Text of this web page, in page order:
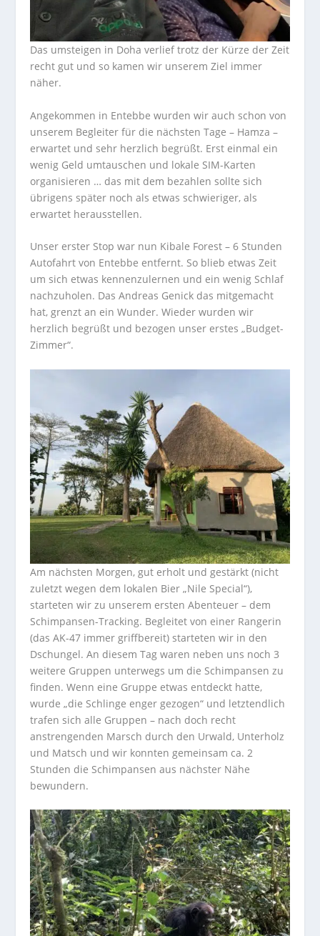
Das umsteigen in Doha verlief trotz der Kürze der Zeit
recht gut und so kamen wir unserem Ziel immer
näher.
Angekommen in Entebbe wurden wir auch schon von
unserem Begleiter für die nächsten Tage – Hamza –
erwartet und sehr herzlich begrüßt. Erst einmal ein
wenig Geld umtauschen und lokale SIM-Karten
organisieren … das mit dem bezahlen sollte sich
übrigens später noch als etwas schwieriger, als
erwartet herausstellen.
Unser erster Stop war nun Kibale Forest – 6 Stunden
Autofahrt von Entebbe entfernt. So blieb etwas Zeit
um sich etwas kennenzulernen und ein wenig Schlaf
nachzuholen. Das Andreas Genick das mitgemacht
hat, grenzt an ein Wunder. Wieder wurden wir
herzlich begrüßt und bezogen unser erstes „Budget-
Zimmer“.
Am nächsten Morgen, gut erholt und gestärkt (nicht
zuletzt wegen dem lokalen Bier „Nile Special“),
starteten wir zu unserem ersten Abenteuer – dem
Schimpansen-Tracking. Begleitet von einer Rangerin
(das AK-47 immer griffbereit) starteten wir in den
Dschungel. An diesem Tag waren neben uns noch 3
weitere Gruppen unterwegs um die Schimpansen zu
finden. Wenn eine Gruppe etwas entdeckt hatte,
wurde „die Schlinge enger gezogen“ und letztendlich
trafen sich alle Gruppen – nach doch recht
anstrengenden Marsch durch den Urwald, Unterholz
und Matsch und wir konnten gemeinsam ca. 2
Stunden die Schimpansen aus nächster Nähe
bewundern.